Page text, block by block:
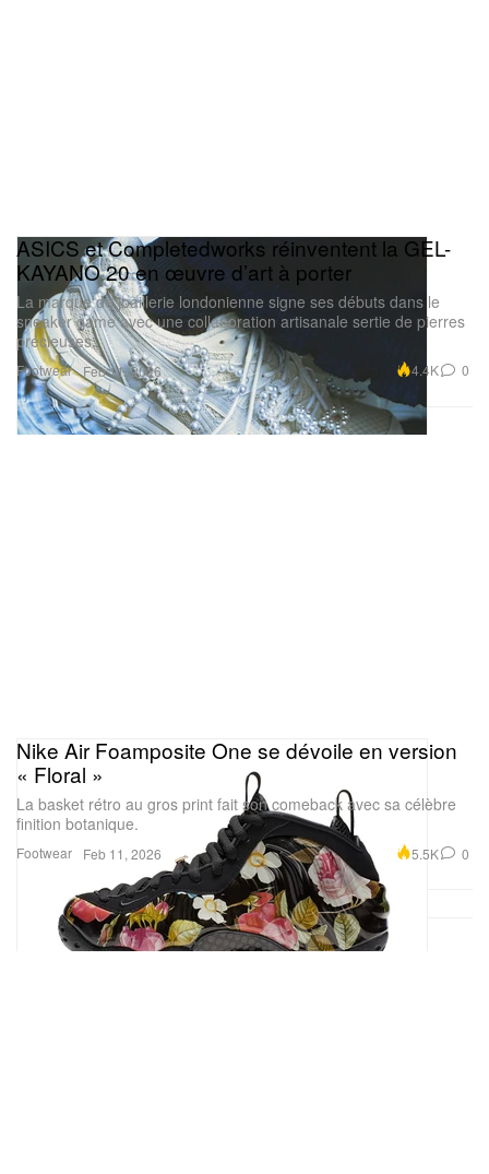
Footwear
ASICS et Completedworks réinventent la GEL-
KAYANO 20 en œuvre d’art à porter
La marque de joaillerie londonienne signe ses débuts dans le
sneaker game avec une collaboration artisanale sertie de pierres
précieuses.
Feb 11, 2026 4.4K 0
Footwear
Nike Air Foamposite One se dévoile en version
« Floral »
La basket rétro au gros print fait son comeback avec sa célèbre
finition botanique.
Feb 11, 2026 5.5K 0